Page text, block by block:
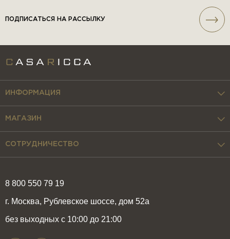
ПОДПИСАТЬСЯ НА РАССЫЛКУ
8 800 550 79 19
г. Москва, Рублевское шоссе, дом 52а
без выходных с 10:00 до 21:00
ИНФОРМАЦИЯ
МАГАЗИН
СОТРУДНИЧЕСТВО